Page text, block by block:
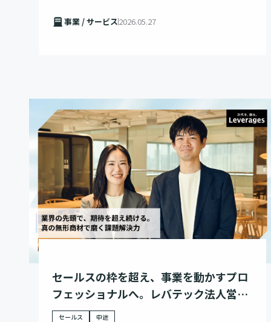
事業 / サービス2026.05.27
セールスの枠を超え、事業を動かすプロ
フェッショナルへ。レバテック法人営業
のキャリアに迫る
セールス 中途